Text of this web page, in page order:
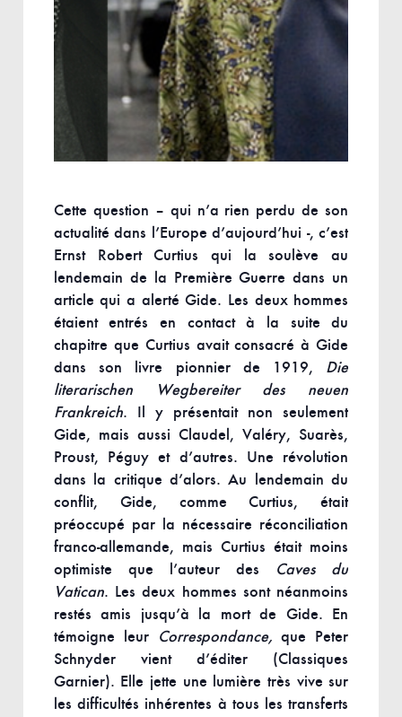
Cette question – qui n’a rien perdu de son
actualité dans l’Europe d’aujourd’hui -, c’est
Ernst Robert Curtius qui la soulève au
lendemain de la Première Guerre dans un
article qui a alerté Gide. Les deux hommes
étaient entrés en contact à la suite du
chapitre que Curtius avait consacré à Gide
dans son livre pionnier de 1919, Die
literarischen Wegbereiter des neuen
Frankreich. Il y présentait non seulement
Gide, mais aussi Claudel, Valéry, Suarès,
Proust, Péguy et d’autres. Une révolution
dans la critique d’alors. Au lendemain du
conflit, Gide, comme Curtius, était
préoccupé par la nécessaire réconciliation
franco-allemande, mais Curtius était moins
optimiste que l’auteur des Caves du
Vatican. Les deux hommes sont néanmoins
restés amis jusqu’à la mort de Gide. En
témoigne leur Correspondance, que Peter
Schnyder vient d’éditer (Classiques
Garnier). Elle jette une lumière très vive sur
les difficultés inhérentes à tous les transferts